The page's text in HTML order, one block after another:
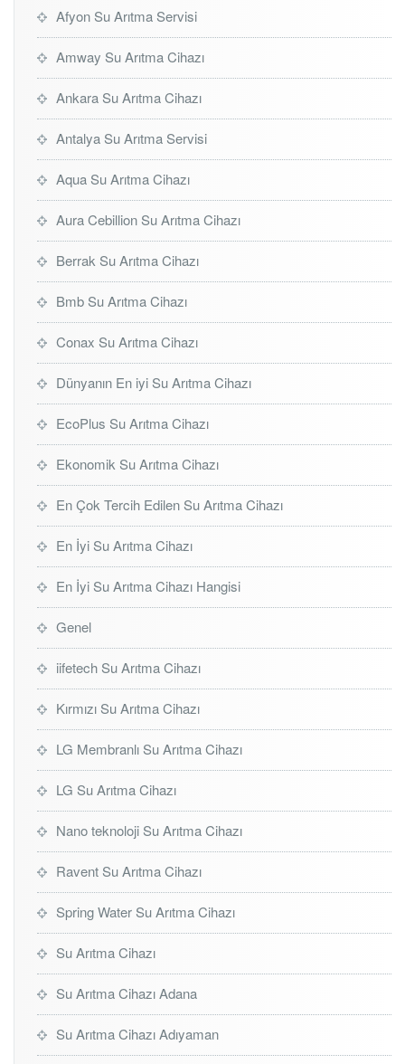
Afyon Su Arıtma Servisi
Amway Su Arıtma Cihazı
Ankara Su Arıtma Cihazı
Antalya Su Arıtma Servisi
Aqua Su Arıtma Cihazı
Aura Cebillion Su Arıtma Cihazı
Berrak Su Arıtma Cihazı
Bmb Su Arıtma Cihazı
Conax Su Arıtma Cihazı
Dünyanın En iyi Su Arıtma Cihazı
EcoPlus Su Arıtma Cihazı
Ekonomik Su Arıtma Cihazı
En Çok Tercih Edilen Su Arıtma Cihazı
En İyi Su Arıtma Cihazı
En İyi Su Arıtma Cihazı Hangisi
Genel
iifetech Su Arıtma Cihazı
Kırmızı Su Arıtma Cihazı
LG Membranlı Su Arıtma Cihazı
LG Su Arıtma Cihazı
Nano teknoloji Su Arıtma Cihazı
Ravent Su Arıtma Cihazı
Spring Water Su Arıtma Cihazı
Su Arıtma Cihazı
Su Arıtma Cihazı Adana
Su Arıtma Cihazı Adıyaman